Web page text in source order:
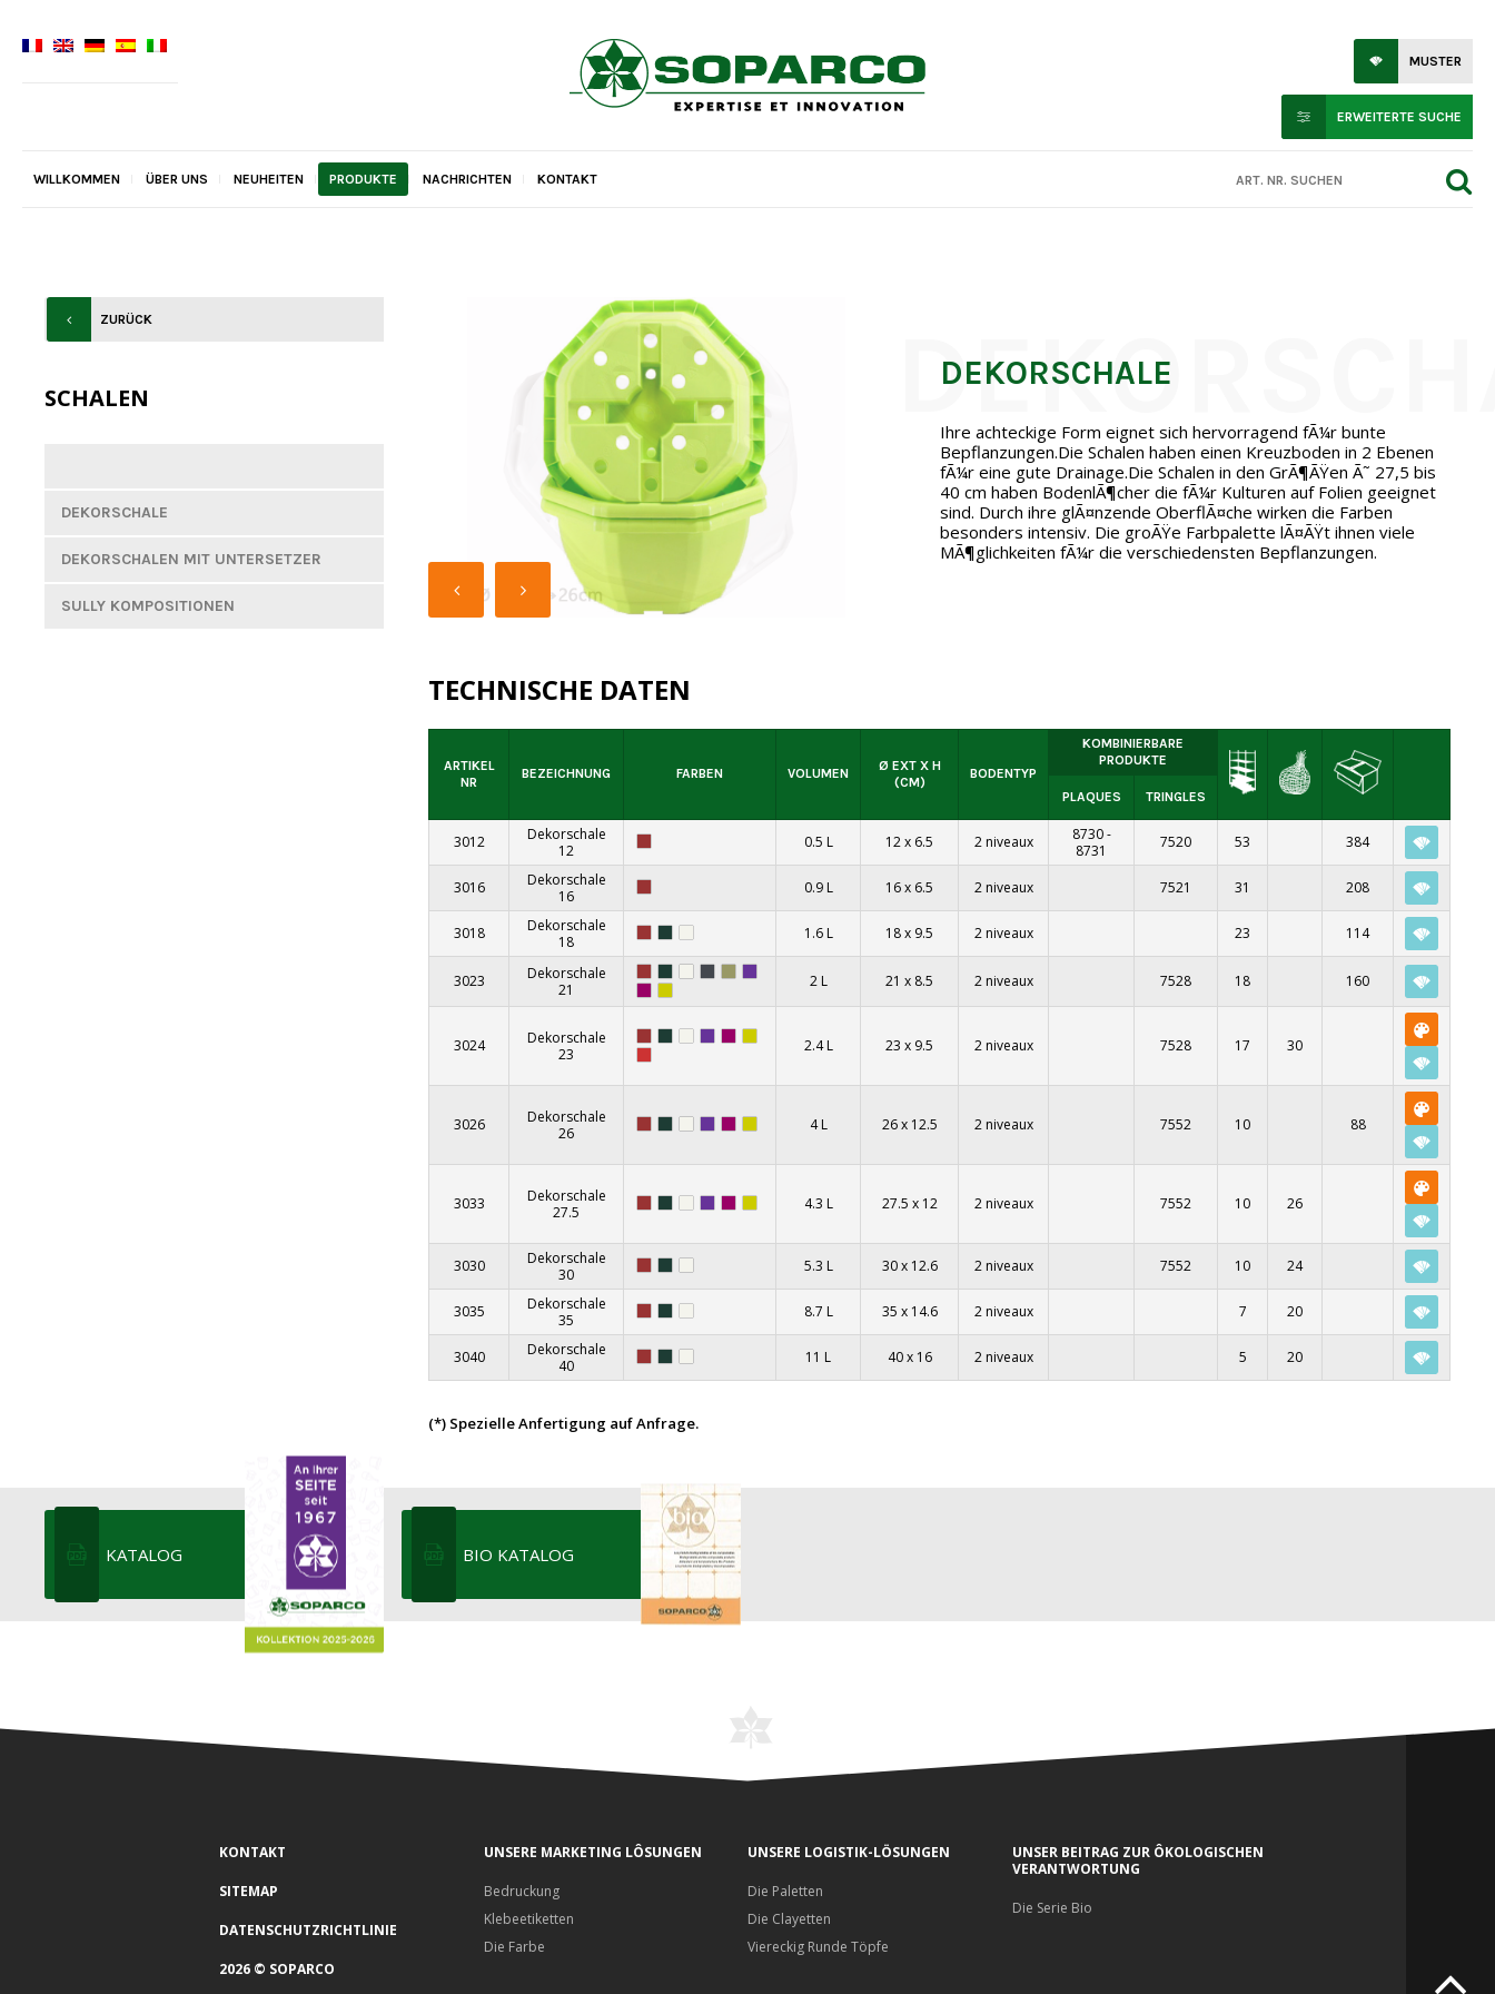
MUSTER
ERWEITERTE SUCHE
WILLKOMMEN ÜBER UNS NEUHEITEN PRODUKTE NACHRICHTEN KONTAKT
ZURÜCK
SCHALEN
DEKORSCHALE
DEKORSCHALEN MIT UNTERSETZER
SULLY KOMPOSITIONEN
DEKORSCHALE
Ihre achteckige Form eignet sich hervorragend fÃ¼r bunte
Bepflanzungen.Die Schalen haben einen Kreuzboden in 2 Ebenen
fÃ¼r eine gute Drainage.Die Schalen in den GrÃ¶ÃŸen Ã˜ 27,5 bis
40 cm haben BodenlÃ¶cher die fÃ¼r Kulturen auf Folien geeignet
sind. Durch ihre glÃ¤nzende OberflÃ¤che wirken die Farben
besonders intensiv. Die groÃŸe Farbpalette lÃ¤ÃŸt ihnen viele
MÃ¶glichkeiten fÃ¼r die verschiedensten Bepflanzungen.
TECHNISCHE DATEN
ARTIKEL
NR
BEZEICHNUNG FARBEN VOLUMEN
Ø EXT X H
(CM)
BODENTYP
KOMBINIERBARE
PRODUKTE
PLAQUES TRINGLES
3012
Dekorschale
12
0.5 L 12 x 6.5 2 niveaux 8730-
8731
7520 53 384
3016
Dekorschale
16
0.9 L 16 x 6.5 2 niveaux 7521 31 208
3018
Dekorschale
18
1.6 L 18 x 9.5 2 niveaux 23 114
3023
Dekorschale
21
2 L 21 x 8.5 2 niveaux 7528 18 160
3024
Dekorschale
23
2.4 L 23 x 9.5 2 niveaux 7528 17 30
3026
Dekorschale
26
4 L 26 x 12.5 2 niveaux 7552 10 88
3033
Dekorschale
27.5
4.3 L 27.5 x 12 2 niveaux 7552 10 26
3030
Dekorschale
30
5.3 L 30 x 12.6 2 niveaux 7552 10 24
3035
Dekorschale
35
8.7 L 35 x 14.6 2 niveaux 7 20
3040
Dekorschale
40
11 L 40 x 16 2 niveaux 5 20
(*) Spezielle Anfertigung auf Anfrage.
KATALOG BIO KATALOG
KONTAKT
SITEMAP
DATENSCHUTZRICHTLINIE
2026 © SOPARCO
UNSERE MARKETING LÔSUNGEN
Bedruckung
Klebeetiketten
Die Farbe
UNSERE LOGISTIK-LÖSUNGEN
Die Paletten
Die Clayetten
Viereckig Runde Töpfe
UNSER BEITRAG ZUR ÔKOLOGISCHEN
VERANTWORTUNG
Die Serie Bio